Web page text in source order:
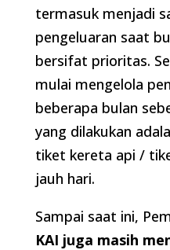
termasuk menjadi
pengeluaran saat
bersifat prioritas.
mulai mengelola
beberapa bulan
yang dilakukan
tiket kereta api /
jauh hari.
Sampai saat ini,
KAI juga masih